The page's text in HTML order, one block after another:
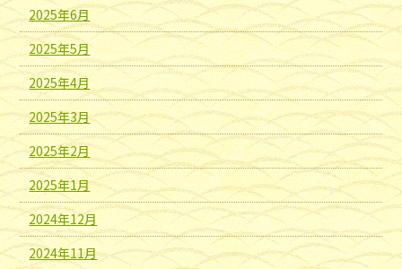
2025年6月
2025年5月
2025年4月
2025年3月
2025年2月
2025年1月
2024年12月
2024年11月